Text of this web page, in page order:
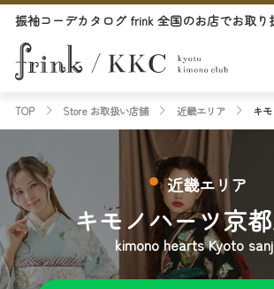
振袖コーデカタログ frink 全国のお店でお取り
TOP Store お取扱い店舗 近畿エリア キ
近畿エリア
キモノハーツ京
kimono hearts Kyoto